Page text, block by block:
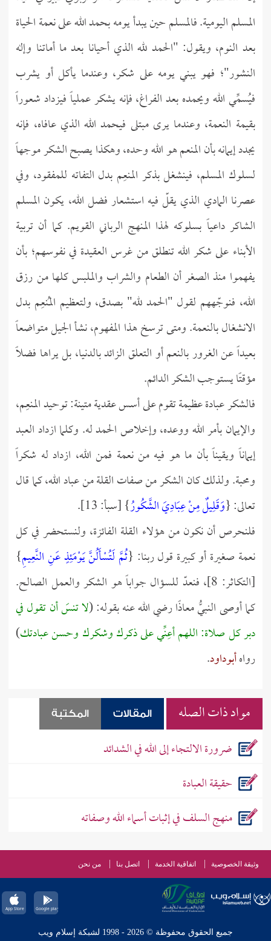
المسلم اليومية. فالمسلم حين يبدأ يومه بحمد الله على نعمة الحياة
بعد النوم، ويقول: "الحمد لله الذي أحيانا بعد ما أماتنا وإله
النشور"؛ فهو يبني يومه على شكر، وعندما يأكل أو يشرب
فيُسمِّي الله ويحمده بعد الفراغ، فإنه يشكر عملياً فيزداد شعوراً
بقيمة النعمة، وعندما يرى مبتلى فيحمد الله الذي عافاه، فإنه
يجدد إيمانه بأن المنعم هو الله وحده، وهكذا يصبح الشكر موجهاً
لسلوك المسلم، فينشغل بذكر المنعِم بدل التفاته للمفقود، وفي
عصرنا المادي الذي يقلّ فيه استشعار فضل الله، يكون المسلم
الشاكر داعياً بسلوكه لهذا المنهج الرباني القويم. كما أن تربية
الأبناء على شكر الله تنطلق من غرس العقيدة في نفوسهم؛ بأن
يفهموا منذ الصغر أن الطعام والشراب والملبس كلها من رزق
الله، فنوجّههم لقول "الحمد لله" بصدق، ولتعظيم المُنعِم بدل
الانشغال بالنعمة. ومتى ترسخ هذا المفهوم، نشأ الجيل متواضعاً
بعيداً عن الغرور بالنعم أو التعلق الزائد بالدنيا، بل يراها فضلًا
مؤقتًا يستوجب الشكر الدائم.
فالشكر عبادة عظيمة تقوم على أسس عقدية متينة: توحيد المنعِم،
والإيمان بأمر الله ووعده، وإخلاص الحمد له. وكلما ازداد العبد
إيماناً ويقيناً بأن ما هو فيه من نعمة فمن الله، ازداد له شكراً
ومحبة. ولذلك كان الشكر من صفات القلة من عباد الله، كما قال
تعالى: {وَقَلِيلٌ مِنْ عِبَادِيَ الشَّكُورُ} [سبأ: 13].
فلنحرص أن نكون من هؤلاء القلة الفائزة، ولنستحضر في كل
نعمة صغيرة أو كبيرة قول ربنا: {ثُمَّ لَتُسْأَلُنَّ يَوْمَئِذٍ عَنِ النَّعِيمِ}
[التكاثر: 8]، فنعدّ للسؤال جواباً هو الشكر والعمل الصالح.
كما أوصى النبيُّ معاذًا رضي الله عنه بقوله: (لا تنسَ أن تقول في
دبر كل صلاة: اللهم أعِنِّي على ذكرك وشكرك وحسن عبادتك)
رواهأبوداود.
مواد ذات الصله المقالات المكتبة
ضرورة الالتجاء إلى الله في الشدائد
حقيقة العبادة
منهج السلف في إثبات أسماء الله وصفاته
وثيقة الخصوصية اتفاقية الخدمة اتصل بنا من نحن
جميع الحقوق محفوظة © 2026 - 1998 لشبكة إسلام ويب